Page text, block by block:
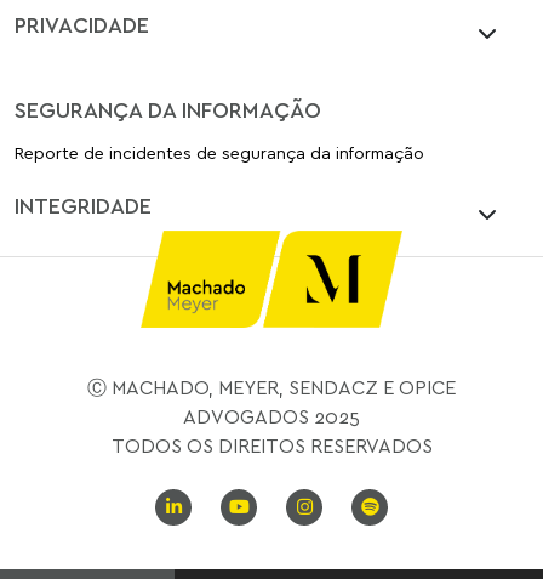
PRIVACIDADE
SEGURANÇA DA INFORMAÇÃO
Reporte de incidentes de segurança da informação
INTEGRIDADE
Ⓒ MACHADO, MEYER, SENDACZ E OPICE
ADVOGADOS 2025
TODOS OS DIREITOS RESERVADOS